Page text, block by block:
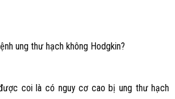
ung thư hạch không Hodgkin?
coi là có nguy cơ cao bị ung thư hạch